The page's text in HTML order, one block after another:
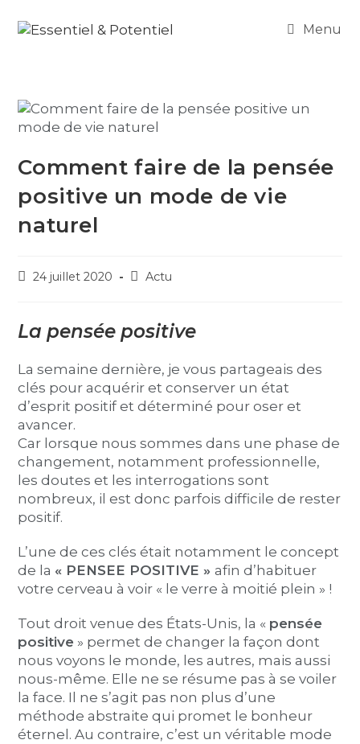
Menu
Comment faire de la pensée
positive un mode de vie
naturel
24 juillet 2020 Actu
La pensée positive
La semaine dernière, je vous partageais des
clés pour acquérir et conserver un état
d’esprit positif et déterminé pour oser et
avancer.
Car lorsque nous sommes dans une phase de
changement, notamment professionnelle,
les doutes et les interrogations sont
nombreux, il est donc parfois difficile de rester
positif.
L’une de ces clés était notamment le concept
de la « PENSEE POSITIVE »afin d’habituer
votre cerveau à voir « le verre à moitié plein » !
Tout droit venue des États-Unis, la « pensée
positive » permet de changer la façon dont
nous voyons le monde, les autres, mais aussi
nous-même. Elle ne se résume pas à se voiler
la face. Il ne s’agit pas non plus d’une
méthode abstraite qui promet le bonheur
éternel. Au contraire, c’est un véritable mode